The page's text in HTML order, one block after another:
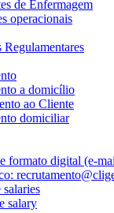
de Enfermagem
operacionais
Regulamentares
a domicílio
ao Cliente
domiciliar
formato digital (e-
salaries
salary